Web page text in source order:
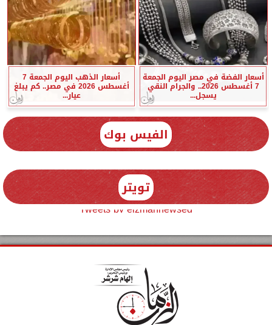
أسعار الفضة في مصر اليوم الجمعة
7 أغسطس 2026.. والجرام النقي
يسجل...
أسعار الذهب اليوم الجمعة 7
أغسطس 2026 في مصر.. كم يبلغ
عيار...
الفيس بوك
تويتر
Tweets by elzmannewseg